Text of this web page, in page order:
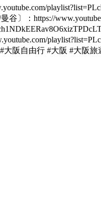
谷〕：https://
#大阪自由行 #大阪 #大